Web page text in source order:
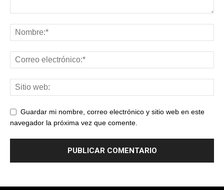
Guardar mi nombre, correo electrónico y sitio web en este
navegador la próxima vez que comente.